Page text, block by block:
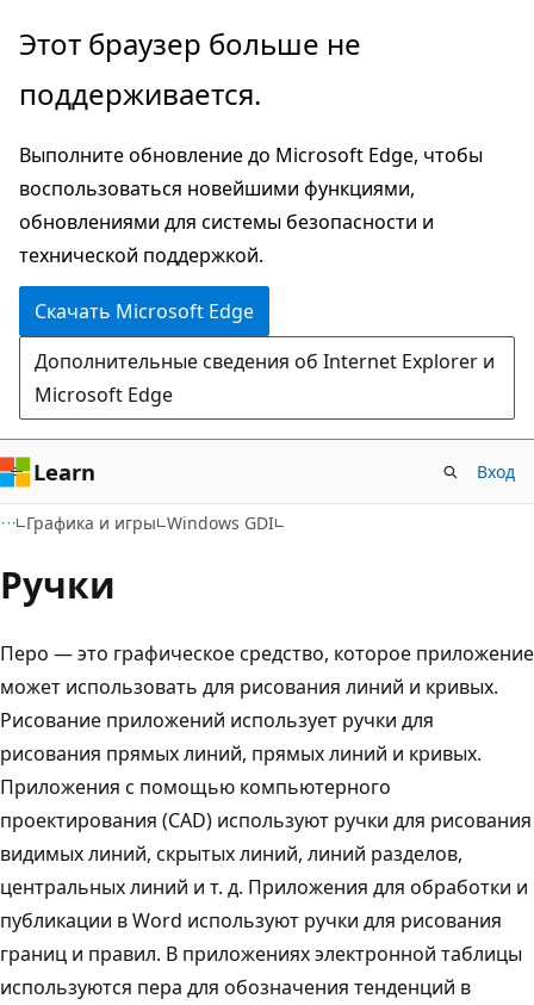
Пропустить
перейти
основному
содержимому
Этот браузер больше не
поддерживается.
Выполните обновление до Microsoft Edge, чтобы
воспользоваться новейшими функциями,
обновлениями для системы безопасности и
технической поддержкой.
Скачать Microsoft Edge
Дополнительные сведения об Internet Explorer и
Microsoft Edge
Learn Вход
Графика и игры Windows GDI
Ручки
Перо — это графическое средство, которое приложение
может использовать для рисования линий и кривых.
Рисование приложений использует ручки для
рисования прямых линий, прямых линий и кривых.
Приложения с помощью компьютерного
проектирования (CAD) используют ручки для рисования
видимых линий, скрытых линий, линий разделов,
центральных линий и т. д. Приложения для обработки и
публикации в Word используют ручки для рисования
границ и правил. В приложениях электронной таблицы
используются пера для обозначения тенденций в